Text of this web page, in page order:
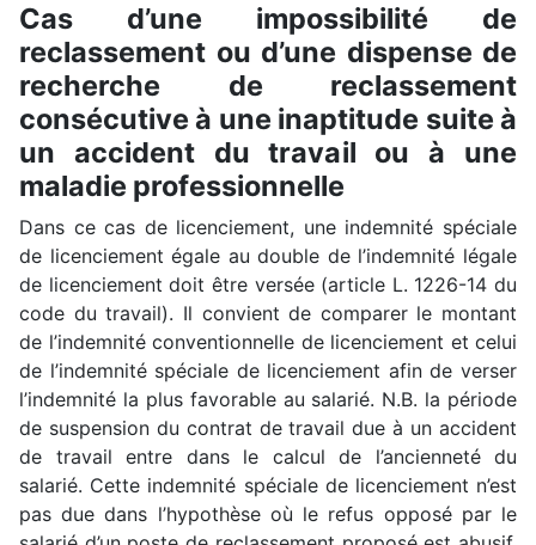
Cas d’une impossibilité de
reclassement ou d’une dispense de
recherche de reclassement
consécutive à une inaptitude suite à
un accident du travail ou à une
maladie professionnelle
Dans ce cas de licenciement, une indemnité spéciale
de licenciement égale au double de l’indemnité légale
de licenciement doit être versée (article L. 1226-14 du
code du travail). Il convient de comparer le montant
de l’indemnité conventionnelle de licenciement et celui
de l’indemnité spéciale de licenciement afin de verser
l’indemnité la plus favorable au salarié. N.B. la période
de suspension du contrat de travail due à un accident
de travail entre dans le calcul de l’ancienneté du
salarié. Cette indemnité spéciale de licenciement n’est
pas due dans l’hypothèse où le refus opposé par le